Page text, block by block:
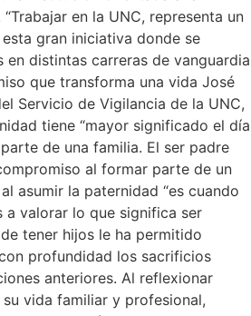
en la UNC, representa un
gran iniciativa donde se
en distintas carreras de vanguardia
que transforma una vida José
Servicio de Vigilancia de la UNC,
tiene “mayor significado el día
de una familia. El ser padre
al formar parte de un
asumir la paternidad “es cuando
a valorar lo que significa ser
tener hijos le ha permitido
profundidad los sacrificios
anteriores. Al reflexionar
vida familiar y profesional,